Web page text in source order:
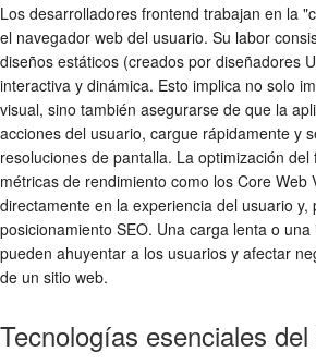
Los desarrolladores frontend trabajan en la
el navegador web del usuario. Su labor
diseños estáticos (creados por diseñadores
interactiva y dinámica. Esto implica no solo
visual, sino también asegurarse de que la
acciones del usuario, cargue rápidamente y
resoluciones de pantalla. La optimización
métricas de rendimiento como los Core Web
directamente en la experiencia del usuario y,
posicionamiento SEO. Una carga lenta o
pueden ahuyentar a los usuarios y afectar
de un sitio web.
Tecnologías esenciales